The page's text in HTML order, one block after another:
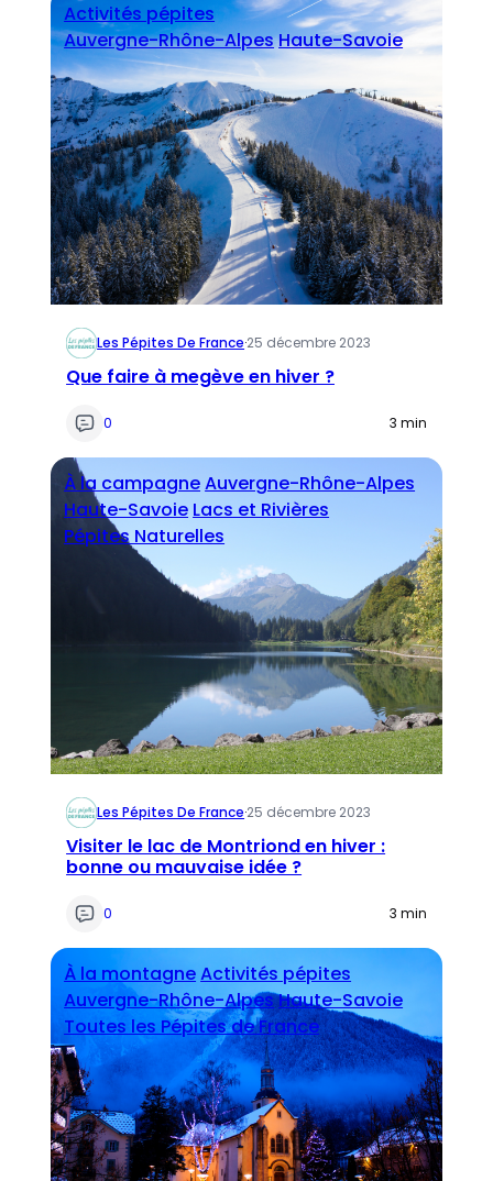
Activités pépites
Auvergne-Rhône-AlpesHaute-Savoie
Les Pépites De France·25 décembre 2023
Que faire à megève en hiver ?
0 3 min
À la campagneAuvergne-Rhône-Alpes
Haute-Savoie Lacs et Rivières
Pépites Naturelles
Les Pépites De France·25 décembre 2023
Visiter le lac de Montriond en hiver :
bonne ou mauvaise idée ?
0 3 min
À la montagneActivités pépites
Auvergne-Rhône-AlpesHaute-Savoie
Toutes les Pépites de France